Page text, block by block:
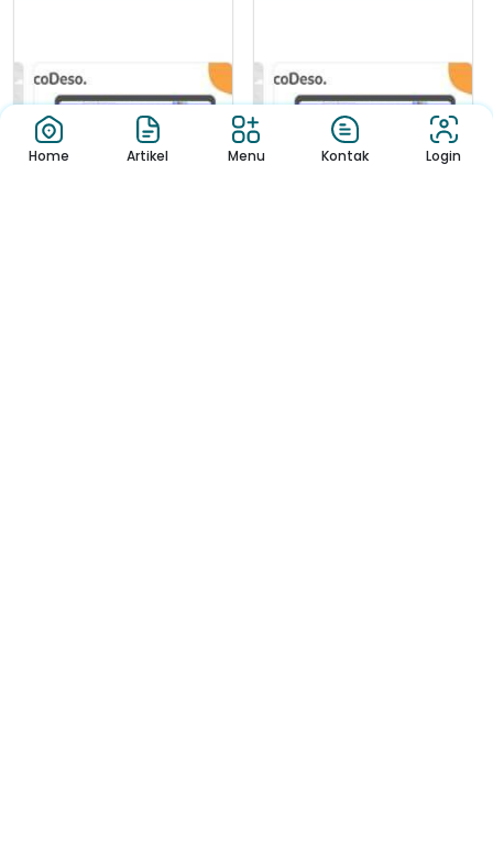
Home Artikel Menu Kontak Login